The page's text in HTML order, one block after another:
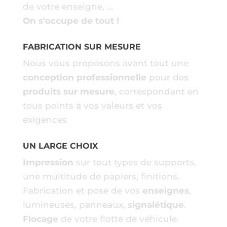
de votre enseigne, ...
On s'occupe de tout !
FABRICATION SUR MESURE
Nous vous proposons avant tout une
conception professionnelle pour des
produits sur mesure, correspondant en
tous points à vos valeurs et vos
exigences
UN LARGE CHOIX
Impression sur tout types de supports,
une multitude de papiers, finitions.
Fabrication et pose de vos enseignes,
lumineuses, panneaux, signalétique.
Flocage de votre flotte de véhicule.